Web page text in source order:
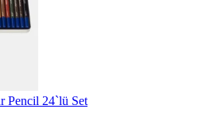
Pencil 24`lü Set